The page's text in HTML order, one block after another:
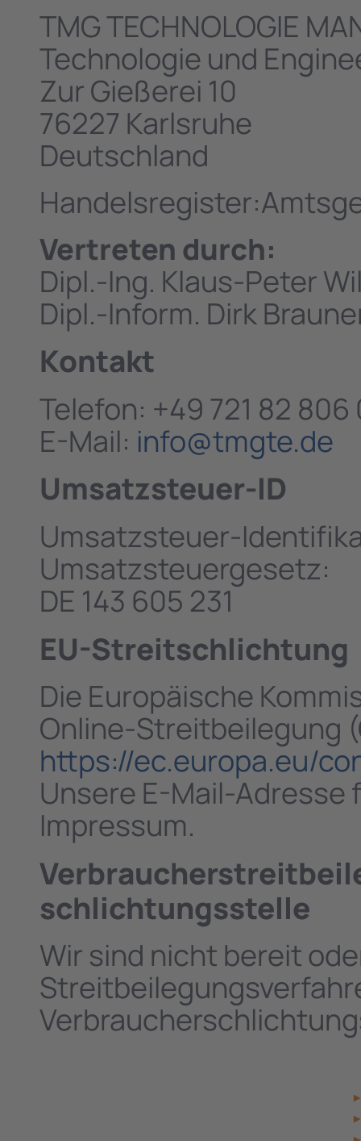
TMG TECHNOLOGIE
Technologie und
Zur Gießerei 10
76227 Karlsruhe
Deutschland
Vertreten durch:
Dipl.-Ing. Klaus-Peter
Dipl.-Inform. Dirk
Kontakt
Telefon: +49 721 82 806
E-Mail: info@tmgte.de
Umsatzsteuer-ID
Umsatzsteuer-
Umsatzsteuergesetz:
DE 143 605 231
EU-Streitschlichtung
Die Europäische
Online-Streitbeilegung
https://ec.europa.eu/
Unsere E-Mail-Adresse
Impressum.
schlichtungs­stelle
Wir sind nicht bereit